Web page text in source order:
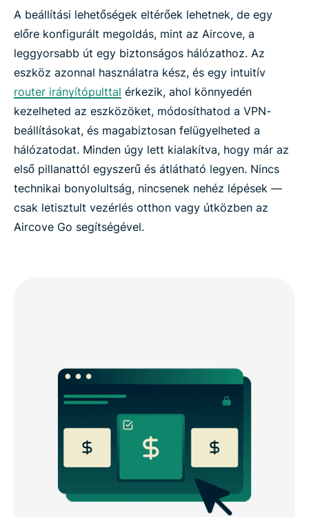
A beállítási lehetőségek eltérőek lehetnek, de egy
előre konfigurált megoldás, mint az Aircove, a
leggyorsabb út egy biztonságos hálózathoz. Az
eszköz azonnal használatra kész, és egy intuitív
router irányítópulttal érkezik, ahol könnyedén
kezelheted az eszközöket, módosíthatod a VPN-
beállításokat, és magabiztosan felügyelheted a
hálózatodat. Minden úgy lett kialakítva, hogy már az
első pillanattól egyszerű és átlátható legyen. Nincs
technikai bonyolultság, nincsenek nehéz lépések —
csak letisztult vezérlés otthon vagy útközben az
Aircove Go segítségével.